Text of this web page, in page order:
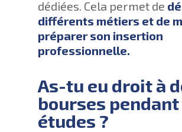
dédiées. Cela permet de
différents métiers et de
préparer son insertion
professionnelle.
As-tu eu droit à
bourses
études ?